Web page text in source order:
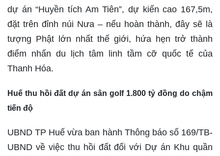
dự án “Huyền tích Am Tiên”, dự kiến cao 167,5m,
đặt trên đỉnh núi Nưa – nếu hoàn thành, đây sẽ là
tượng Phật lớn nhất thế giới, hứa hẹn trở thành
điểm nhấn du lịch tâm linh tầm cỡ quốc tế của
Thanh Hóa.
Huế thu hồi đất dự án sân golf 1.800 tỷ đồng do chậm
tiến độ
UBND TP Huế vừa ban hành Thông báo số 169/TB-
UBND về việc thu hồi đất đối với Dự án Khu quần